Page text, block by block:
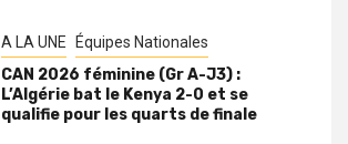
A LA UNE Équipes Nationales
CAN 2026 féminine (Gr A-J3) :
L’Algérie bat le Kenya 2-0 et se
qualifie pour les quarts de finale